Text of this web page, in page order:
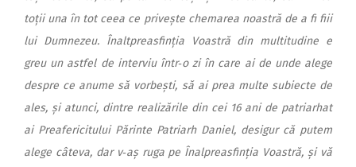
toții una în tot ceea ce privește chemarea noastră de a fi fiii
lui Dumnezeu. Înaltpreasfinția Voastră din multitudine e
greu un astfel de interviu într‑o zi în care ai de unde alege
despre ce anume să vorbești, să ai prea multe subiecte de
ales, și atunci, dintre realizările din cei 16 ani de patriarhat
ai Preafericitului Părinte Patriarh Daniel, desigur că putem
alege câteva, dar v‑aș ruga pe Înalpreasfinția Voastră, și vă